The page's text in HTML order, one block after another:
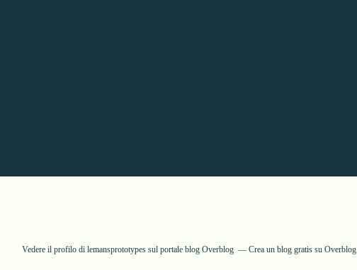
Vedere il profilo di lemansprototypessul portale blog Overblog Crea un blog gratis su Overblog